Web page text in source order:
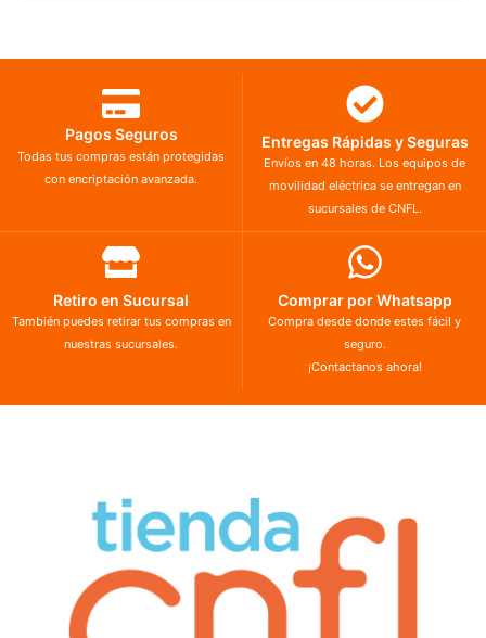
Pagos Seguros
Todas tus compras están protegidas
con encriptación avanzada.
Entregas Rápidas y Seguras
Envíos en 48 horas. Los equipos de
movilidad eléctrica se entregan en
sucursales de CNFL.
Retiro en Sucursal
También puedes retirar tus compras en
nuestras sucursales.
Comprar por Whatsapp
Compra desde donde estes fácil y
seguro.
¡Contactanos ahora!